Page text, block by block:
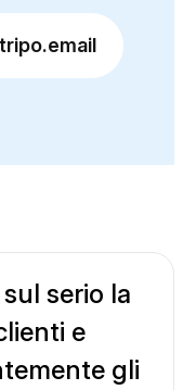
serio la
e
gli